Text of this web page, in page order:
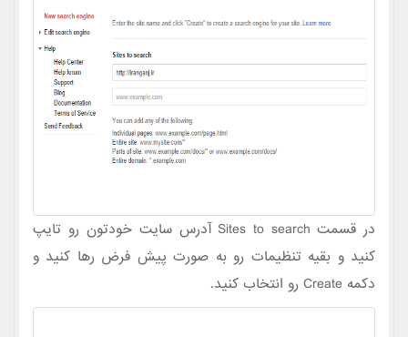
در قسمت Sites to search آدرس سایت خودتون رو تایپ
کنید و بقیه تنظیمات رو به صورت پیش فرض رها کنید و
دکمه Create رو انتخاب کنید.